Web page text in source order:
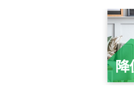
降